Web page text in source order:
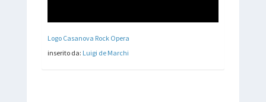
Logo Casanova Rock Opera
inserito da: Luigi de Marchi